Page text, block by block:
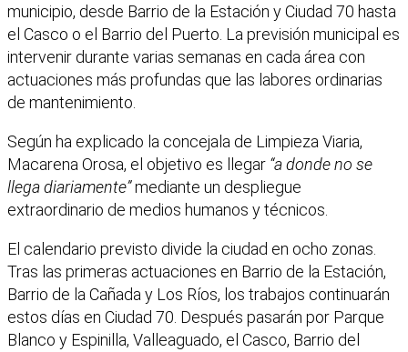
municipio, desde Barrio de la Estación y Ciudad 70 hasta
el Casco o el Barrio del Puerto. La previsión municipal es
intervenir durante varias semanas en cada área con
actuaciones más profundas que las labores ordinarias
de mantenimiento.
Según ha explicado la concejala de Limpieza Viaria,
Macarena Orosa, el objetivo es llegar “a donde no se
llega diariamente”mediante un despliegue
extraordinario de medios humanos y técnicos.
El calendario previsto divide la ciudad en ocho zonas.
Tras las primeras actuaciones en Barrio de la Estación,
Barrio de la Cañada y Los Ríos, los trabajos continuarán
estos días en Ciudad 70. Después pasarán por Parque
Blanco y Espinilla, Valleaguado, el Casco, Barrio del